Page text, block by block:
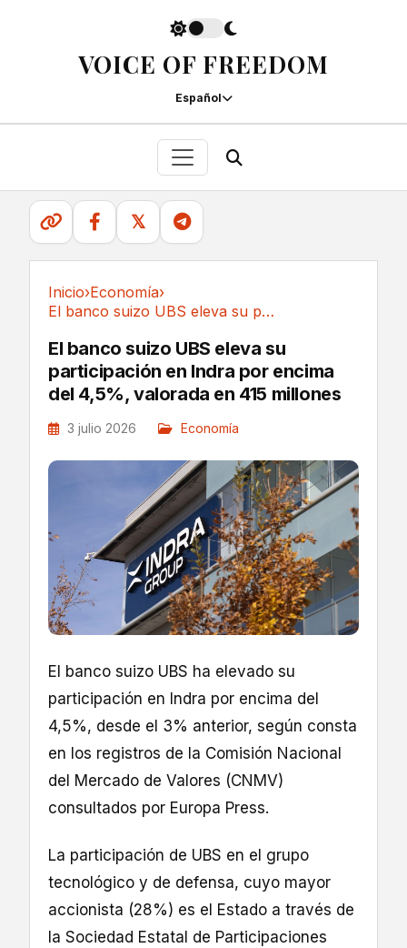
VOICE OF FREEDOM
Español
𝕏
Inicio›Economía›
El banco suizo UBS eleva su participación en...
El banco suizo UBS eleva su
participación en Indra por encima
del 4,5%, valorada en 415 millones
3 julio 2026 Economía
El banco suizo UBS ha elevado su
participación en Indra por encima del
4,5%, desde el 3% anterior, según consta
en los registros de la Comisión Nacional
del Mercado de Valores (CNMV)
consultados por Europa Press.
La participación de UBS en el grupo
tecnológico y de defensa, cuyo mayor
accionista (28%) es el Estado a través de
la Sociedad Estatal de Participaciones